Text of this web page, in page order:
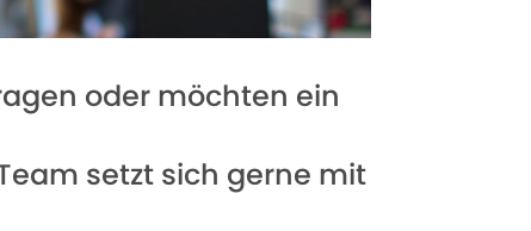
oder möchten ein
setzt sich gerne mit